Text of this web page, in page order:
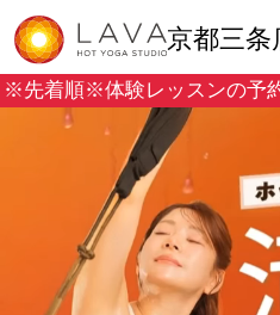
京都三条
※先着順※体験レッスンの予